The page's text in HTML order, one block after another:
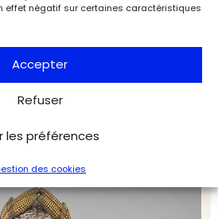
effet négatif sur certaines caractéristiques
Accepter
Refuser
les préférences
des cookies